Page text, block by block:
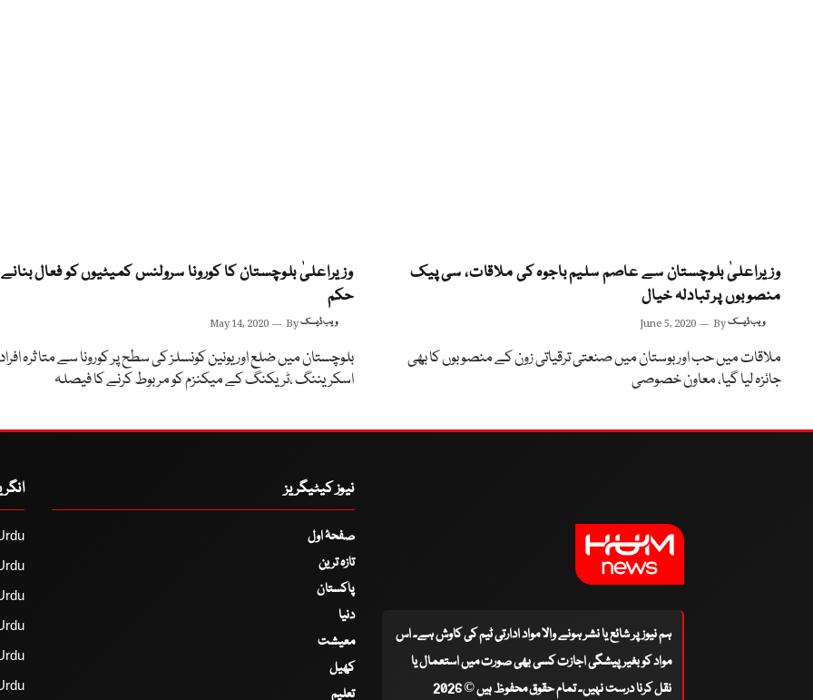
وزیراعلیٰ بلوچستان سے عاصم سلیم باجوہ کی ملاقات، سی پیک
منصوبوں پر تبادلہ خیال
June 5, 2020 Byویب ڈیسک
ملاقات میں حب اور بوستان میں صنعتی ترقیاتی زون کے منصوبوں کا بھی
جائزہ لیا گیا، معاون خصوصی
وزیراعلیٰ بلوچستان کا کورونا سرولنس کمیٹیوں کو فعال بنانے
حکم
May 14, 2020 Byویب ڈیسک
بلوچستان میں ضلع اور یونین کونسلز کی سطح پر کورونا سے متا ثرہ
اسکریننگ ،ٹریکنگ کے میکنزم کو مربوط کرنے کا فیصلہ
ہم نیوز پر شائع یا نشر ہونے والا مواد ادارتی ٹیم کی کاوش ہے۔ اس
مواد کو بغیر پیشگی اجازت کسی بھی صورت میں استعمال یا
نقل کرنا درست نہیں۔ تمام حقوق محفوظ ہیں © 2026
نیوز کیٹیگریز
صفحۂ اول
تازہ ترین
پاکستان
دنیا
معیشت
کھیل
تعلیم